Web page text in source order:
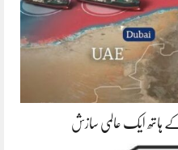
ہاتھ ایک عالمی سازش